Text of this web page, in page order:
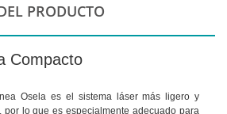
PRODUCTO
Compacto
Osela es el sistema láser más ligero y
por lo que es especialmente adecuado para